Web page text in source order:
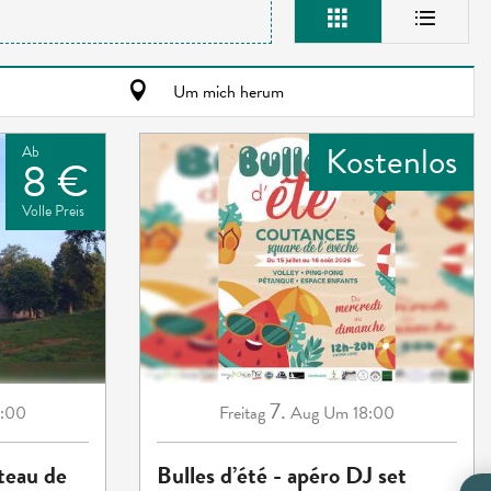
Um mich herum
Ab
8 €
Volle Preis
de
Kostenlos
Freitag7. Aug Um 18:00
Bulles d’été - apéro DJ set